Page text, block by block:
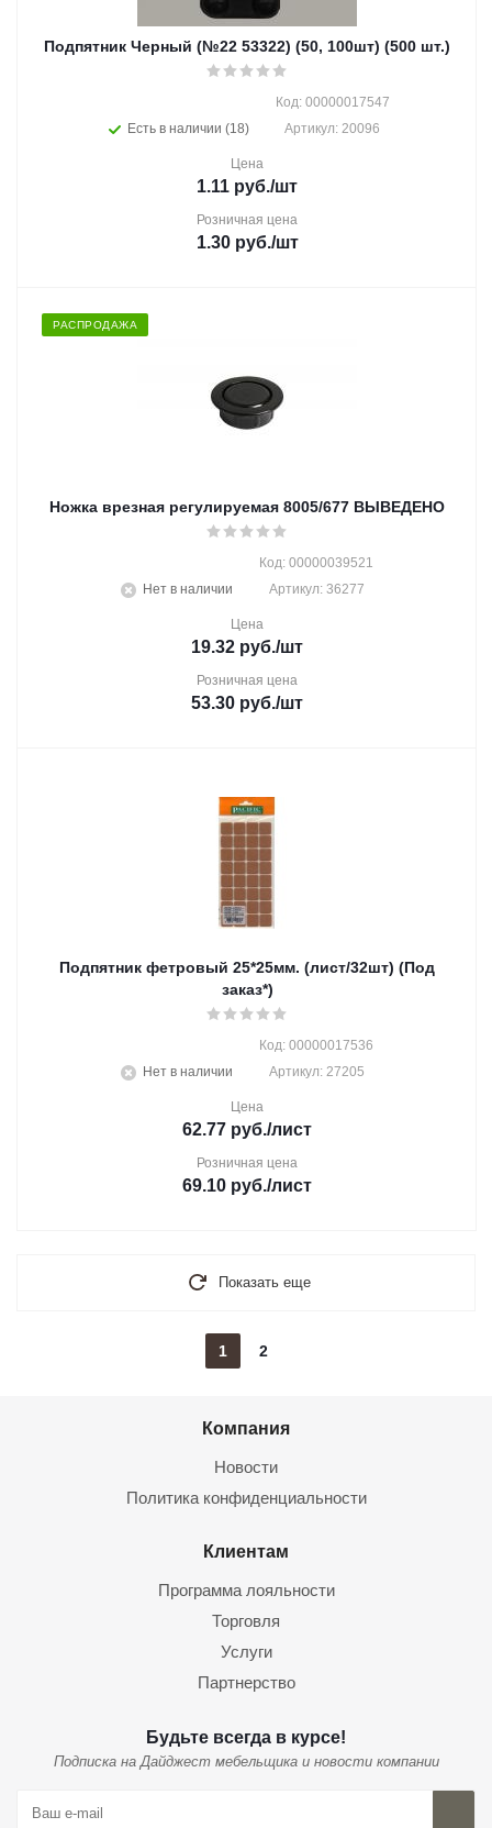
Подпятник Черный (№22 53322) (50, 100шт) (500 шт.)
Есть в наличии (18)
Код: 00000017547
Артикул: 20096
Цена
1.11 руб./шт
Розничная цена
1.30руб./шт
РАСПРОДАЖА
Ножка врезная регулируемая 8005/677 ВЫВЕДЕНО
Нет в наличии
Код: 00000039521
Артикул: 36277
Цена
19.32 руб./шт
Розничная цена
53.30 руб./шт
Подпятник фетровый 25*25мм. (лист/32шт) (Под
заказ*)
Нет в наличии
Код: 00000017536
Артикул: 27205
Цена
62.77 руб./лист
Розничная цена
69.10 руб./лист
Показать еще
1 2
Компания
Новости
Политика конфиденциальности
Клиентам
Программа лояльности
Торговля
Услуги
Партнерство
Будьте всегда в курсе!
Подписка на Дайджест мебельщика и новости компании